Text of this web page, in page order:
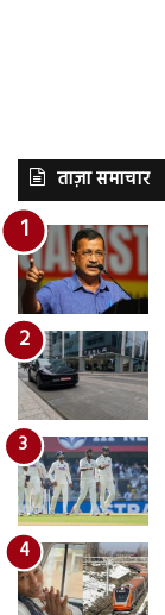
ताज़ा समाचार